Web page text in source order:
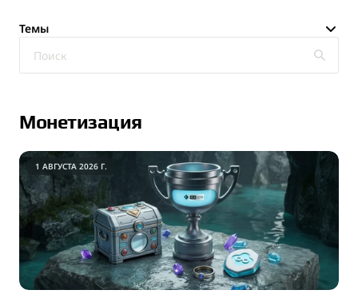
Блог
Мероприятия
Xsolla Buy Button
Темы
Монетизация
1 АВГУСТА 2026 Г.